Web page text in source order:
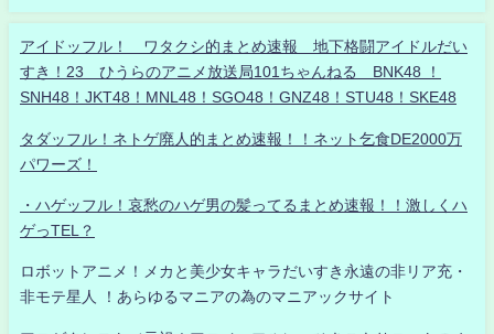
アイドッフル！ ワタクシ的まとめ速報 地下格闘アイドルだい
すき！23 ひうらのアニメ放送局101ちゃんねる BNK48 ！
SNH48！JKT48！MNL48！SGO48！GNZ48！STU48！SKE48
タダッフル！ネトゲ廃人的まとめ速報！！ネット乞食DE2000万
パワーズ！
・ハゲッフル！哀愁のハゲ男の髪ってるまとめ速報！！激しくハ
ゲっTEL？
ロボットアニメ！メカと美少女キャラだいすき永遠の非リア充・
非モテ星人 ！あらゆるマニアの為のマニアックサイト